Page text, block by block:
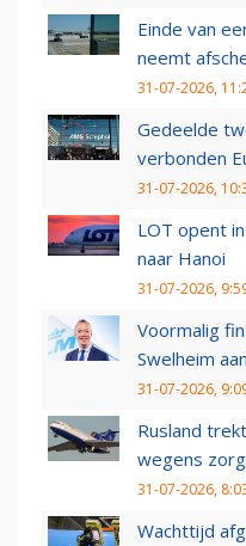
Einde van
neemt
31-07-2026,
Gedeelde
verbonden
31-07-2026,
LOT opent
naar Hanoi
31-07-2026,
Voormalig
Swelheim
31-07-2026,
Rusland
wegens
31-07-2026,
Wachttijd